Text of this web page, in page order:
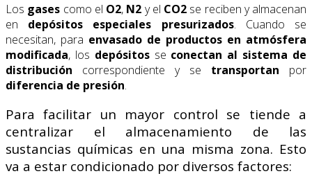
Los gases como el O2, N2 y el CO2 se reciben y almacenan
en depósitos especiales presurizados. Cuando se
necesitan, para envasado de productos en atmósfera
modificada, los depósitosse conectan al sistema de
distribución correspondiente y se transportan por
diferencia de presión.
Para facilitar un mayor control se tiende a
centralizar el almacenamiento de las
sustancias químicas en una misma zona. Esto
va a estar condicionado por diversos factores: